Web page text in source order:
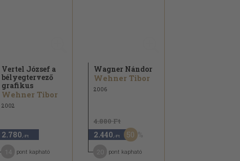
Vertel József a
bélyegtervező
grafikus
Wehner Tibor
2002
2.780 ,-Ft
pont kapható
Wagner Nándor
Wehner Tibor
2006
4.880 Ft
2.440 ,-Ft 50
pont kapható